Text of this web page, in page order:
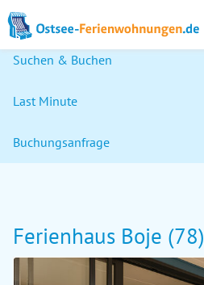
Suchen & Buchen
Last Minute
Buchungsanfrage
Ferienhaus Boje (78)